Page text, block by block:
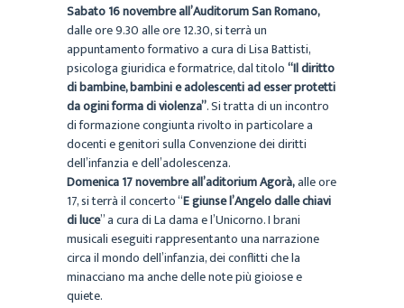
Sabato 16 novembre all’Auditorum San Romano,
dalle ore 9.30 alle ore 12.30, si terrà un
appuntamento formativo a cura di Lisa Battisti,
psicologa giuridica e formatrice, dal titolo“Il diritto
di bambine, bambini e adolescenti ad esser protetti
da ogini forma di violenza”. Si tratta di un incontro
di formazione congiunta rivolto in particolare a
docenti e genitori sulla Convenzione dei diritti
dell’infanzia e dell’adolescenza.
Domenica 17 novembre all’aditorium Agorà,alle ore
17, si terrà il concerto “E giunse l’Angelo dalle chiavi
di luce” a cura di La dama e l’Unicorno. I brani
musicali eseguiti rappresentanto una narrazione
circa il mondo dell’infanzia, dei conflitti che la
minacciano ma anche delle note più gioiose e
quiete.